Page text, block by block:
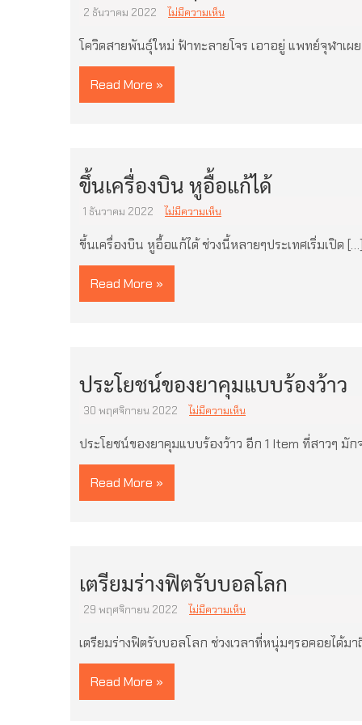
2 ธันวาคม 2022 ไม่มีความเห็น
โควิดสายพันธุ์ใหม่ ฟ้าทะลายโจร เอาอยู่ แพทย์จุฬาเผ
Read More »
ขึ้นเครื่องบิน หูอื้อแก้ได้
1 ธันวาคม 2022 ไม่มีความเห็น
ขึ้นเครื่องบิน หูอื้อแก้ได้ ช่วงนี้หลายๆประเทศเริ่มเปิด […]
Read More »
ประโยชน์ของยาคุมแบบร้องว้าว
30 พฤศจิกายน 2022 ไม่มีความเห็น
ประโยชน์ของยาคุมแบบร้องว้าว อีก 1 Item ที่สาวๆ มัก
Read More »
เตรียมร่างฟิตรับบอลโลก
29 พฤศจิกายน 2022 ไม่มีความเห็น
เตรียมร่างฟิตรับบอลโลก ช่วงเวลาที่หนุ่มๆรอคอยได้มา
Read More »